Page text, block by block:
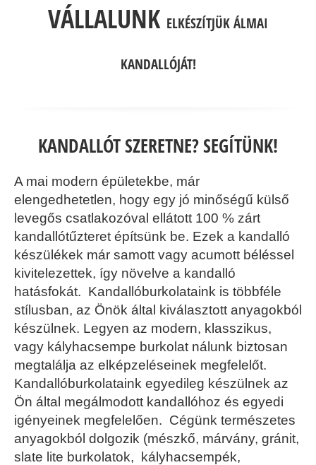
VÁLLALUNK ELKÉSZÍTJÜK ÁLMAI
KANDALLÓJÁT!
KANDALLÓT SZERETNE? SEGÍTÜNK!
A mai modern épületekbe, már
elengedhetetlen, hogy egy jó minőségű külső
levegős csatlakozóval ellátott 100 % zárt
kandallótűzteret építsünk be. Ezek a kandalló
készülékek már samott vagy acumott béléssel
kivitelezettek, így növelve a kandalló
hatásfokát. Kandallóburkolataink is többféle
stílusban, az Önök által kiválasztott anyagokból
készülnek. Legyen az modern, klasszikus,
vagy kályhacsempe burkolat nálunk biztosan
megtalálja az elképzeléseinek megfelelőt.
Kandallóburkolataink egyedileg készülnek az
Ön által megálmodott kandallóhoz és egyedi
igényeinek megfelelően. Cégünk természetes
anyagokból dolgozik (mészkő, márvány, gránit,
slate lite burkolatok, kályhacsempék,